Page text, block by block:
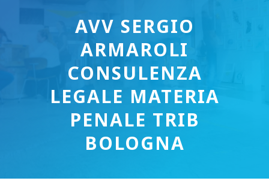
AVV SERGIO
ARMAROLI
CONSULENZA
LEGALE MATERIA
PENALE TRIB
BOLOGNA